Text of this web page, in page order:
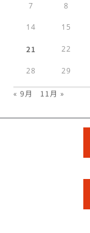
7 8
14 15
21 22
28 29
« 9月 11月 »